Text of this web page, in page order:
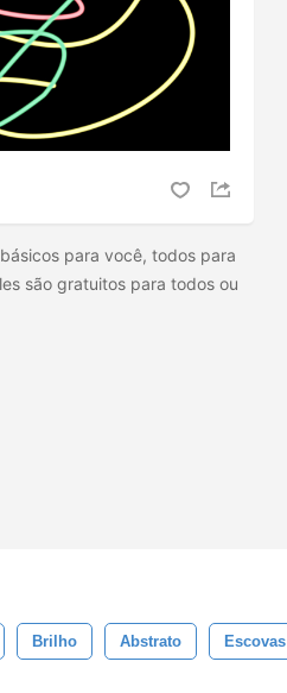
para você, todos para
são gratuitos para todos ou
Brilho Abstrato Escovas